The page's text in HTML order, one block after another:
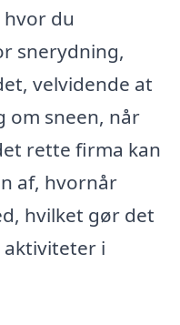
du
snerydning,
velvidende at
om sneen, når
rette firma kan
af, hvornår
hvilket gør det
i